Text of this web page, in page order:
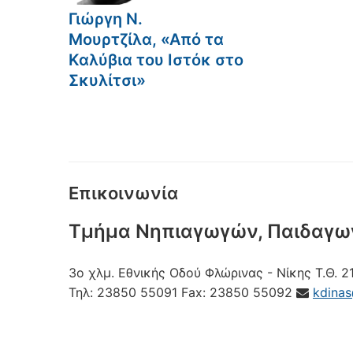
Γιώργη Ν.
Μουρτζίλα, «Από τα
Καλύβια του Ιστόκ στο
Σκυλίτσι»
Επικοινωνία
Τμήμα Νηπιαγωγών,
3ο χλμ. Εθνικής Οδού Φλώρινας - Νίκης Τ.Θ.
Τηλ: 23850 55091 Fax: 23850 55092